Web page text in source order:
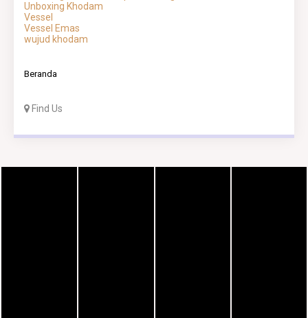
Unboxing Khodam
Vessel
Vessel Emas
wujud khodam
Beranda
Find Us